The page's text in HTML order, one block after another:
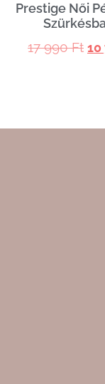
Prestige Női
17 990Ft 10